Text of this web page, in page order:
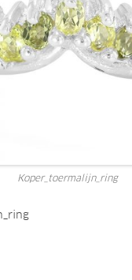
Koper_toermalijn_ring